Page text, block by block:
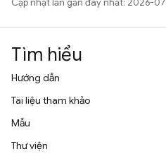
Cập nhật lần gần đây nhất: 2026-
Tìm hiểu
Hướng dẫn
Tài liệu tham khảo
Mẫu
Thư viện